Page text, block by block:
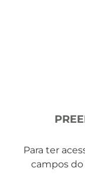
Para ter
campos